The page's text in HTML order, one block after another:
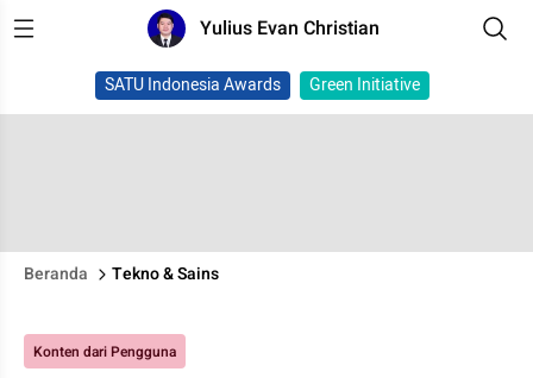
Yulius Evan Christian
SATU Indonesia Awards Green Initiative
Beranda Tekno & Sains
Konten dari Pengguna